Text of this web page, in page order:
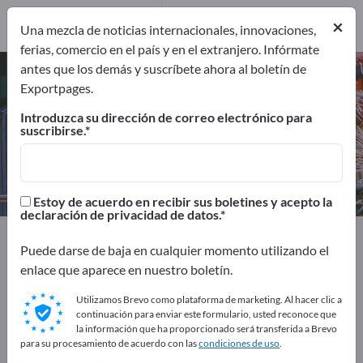
Básculas dosificadoras –
encuentre fabricantes y
proveedores
10 10
10
Técnica de dosificación
Básculas dosificadoras
¡Anúnciese gratis en Exportpages!
Necesidades – Ofertas – Productos usados – Contactos
comerciales >> Empiece aquí
×
Una mezcla de noticias internacionales, innovaciones,
ferias, comercio en el país y en el extranjero. Infórmate
antes que los demás y suscríbete ahora al boletín de
Exportpages.
Introduzca su dirección de correo electrónico para
suscribirse.
Estoy de acuerdo en recibir sus boletines y acepto la
declaración de privacidad de datos.
Puede darse de baja en cualquier momento utilizando el
enlace que aparece en nuestro boletín.
Utilizamos Brevo como plataforma de marketing. Al hacer clic a
continuación para enviar este formulario, usted reconoce que
la información que ha proporcionado será transferida a Brevo
para su procesamiento de acuerdo con lascondiciones de uso.